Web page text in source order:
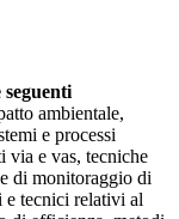
ambientale,
e processi
via e vas, tecniche
di monitoraggio di
e tecnici relativi al